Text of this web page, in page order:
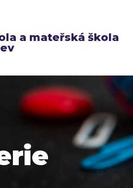
a mateřská škola